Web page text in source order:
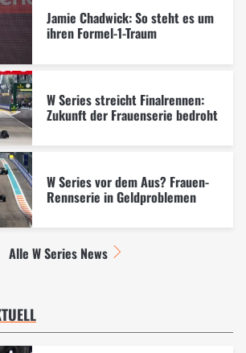
Jamie Chadwick: So steht es um
ihren Formel-1-Traum
W Series streicht Finalrennen:
Zukunft der Frauenserie bedroht
W Series vor dem Aus? Frauen-
Rennserie in Geldproblemen
Alle W Series News